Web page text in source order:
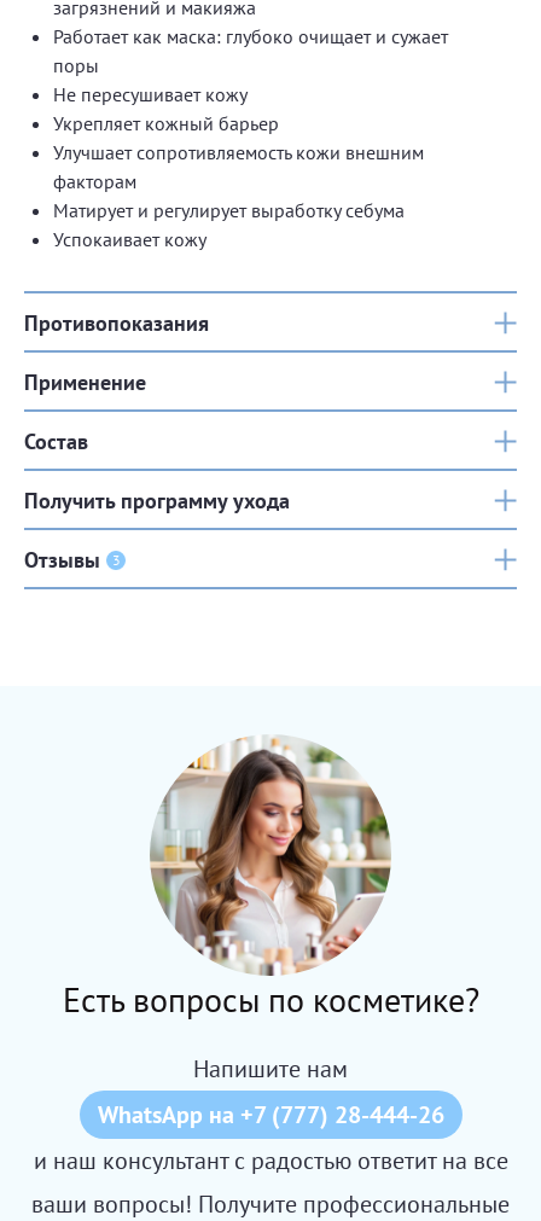
загрязнений и макияжа
Работает как маска: глубоко очищает и сужает
поры
Не пересушивает кожу
Укрепляет кожный барьер
Улучшает сопротивляемость кожи внешним
факторам
Матирует и регулирует выработку себума
Успокаивает кожу
Противопоказания
Применение
Состав
Получить программу ухода
Отзывы 3
Есть вопросы по косметике?
Напишите нам
WhatsApp на +7 (777) 28-444-26
и наш консультант с радостью ответит на все
ваши вопросы! Получите профессиональные